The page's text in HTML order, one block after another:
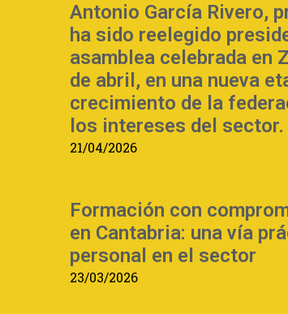
Antonio García Rivero,
ha sido reelegido
asamblea celebrada en
de abril, en una nueva
crecimiento de la
los intereses del sector.
21/04/2026
Formación con
en Cantabria: una vía
personal en el sector
23/03/2026